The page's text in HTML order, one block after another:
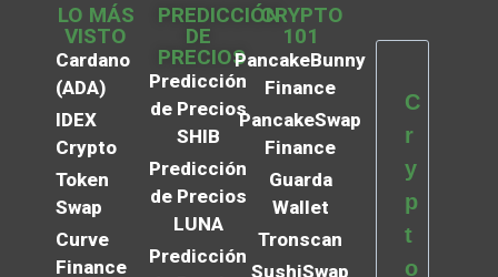
LO MÁS
VISTO
Cardano
(ADA)
IDEX
Crypto
Token
Swap
Curve
Finance
PREDICCIÓN
DE
PRECIOS
Predicción
de Precios
SHIB
Predicción
de Precios
LUNA
Predicción
CRYPTO
101
PancakeBunny
Finance
PancakeSwap
Finance
Guarda
Wallet
Tronscan
SushiSwap
C
r
y
p
t
o